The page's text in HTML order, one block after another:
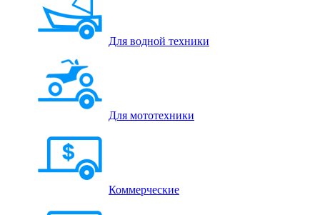
Для водной техники
Для мототехники
Коммерческие